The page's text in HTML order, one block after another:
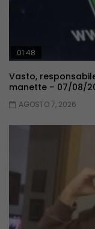
01:48
Vasto,
manette – 07/08/
AGOSTO 7, 2026